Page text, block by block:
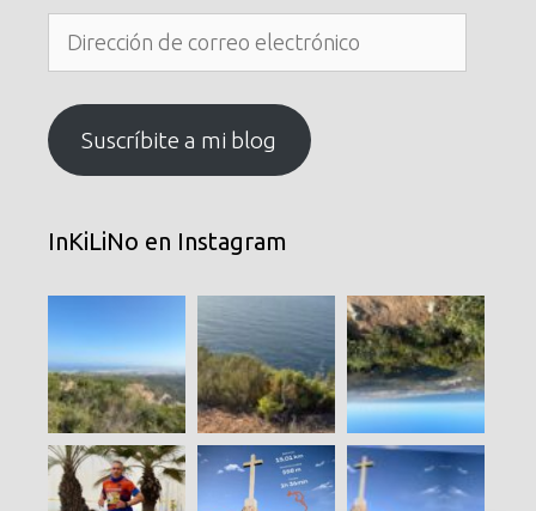
electrónico
Suscríbite a mi blog
InKiLiNo en Instagram